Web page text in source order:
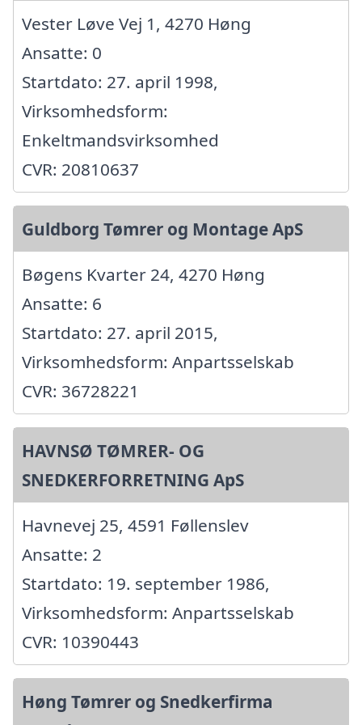
Vester Løve Vej 1, 4270 Høng
Ansatte: 0
Startdato: 27. april 1998,
Virksomhedsform:
Enkeltmandsvirksomhed
CVR: 20810637
Guldborg Tømrer og Montage ApS
Bøgens Kvarter 24, 4270 Høng
Ansatte: 6
Startdato: 27. april 2015,
Virksomhedsform: Anpartsselskab
CVR: 36728221
HAVNSØ TØMRER- OG
SNEDKERFORRETNING ApS
Havnevej 25, 4591 Føllenslev
Ansatte: 2
Startdato: 19. september 1986,
Virksomhedsform: Anpartsselskab
CVR: 10390443
Høng Tømrer og Snedkerfirma